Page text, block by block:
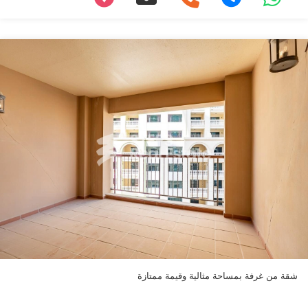
شقة من غرفة بمساحة مثالية وقيمة ممتازة